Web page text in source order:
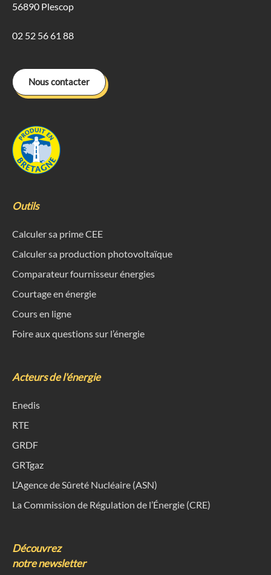
56890 Plescop
02 52 56 61 88
Nous contacter
Outils
Calculer sa prime CEE
Calculer sa production photovoltaïque
Comparateur fournisseur énergies
Courtage en énergie
Cours en ligne
Foire aux questions sur l’énergie
Acteurs de l'énergie
Enedis
RTE
GRDF
GRTgaz
L’Agence de Sûreté Nucléaire (ASN)
La Commission de Régulation de l’Énergie (CRE)
Découvrez
notre newsletter